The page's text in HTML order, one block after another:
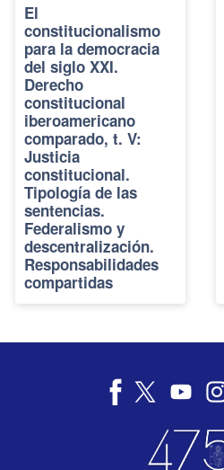
El
constitucionalismo
para la democracia
del siglo XXI.
Derecho
constitucional
iberoamericano
comparado, t. V:
Justicia
constitucional.
Tipología de las
sentencias.
Federalismo y
descentralización.
Responsabilidades
compartidas